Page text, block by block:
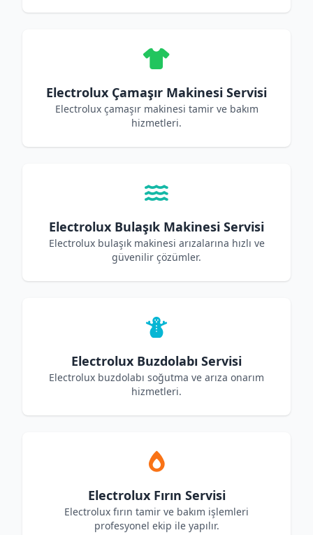
Electrolux Çamaşır Makinesi Servisi
Electrolux çamaşır makinesi tamir ve bakım
hizmetleri.
Electrolux Bulaşık Makinesi Servisi
Electrolux bulaşık makinesi arızalarına hızlı ve
güvenilir çözümler.
Electrolux Buzdolabı Servisi
Electrolux buzdolabı soğutma ve arıza onarım
hizmetleri.
Electrolux Fırın Servisi
Electrolux fırın tamir ve bakım işlemleri
profesyonel ekip ile yapılır.